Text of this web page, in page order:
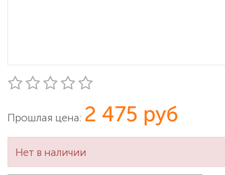
Прошлая цена: 2 475 руб
Нет в наличии